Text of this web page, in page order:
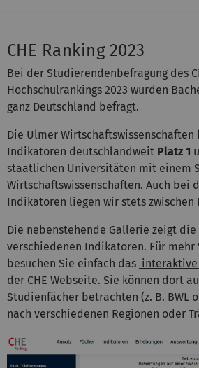
CHE Ranking 2023
Bei der Studierendenbefragung des
Hochschulrankings 2023 wurden
ganz Deutschland befragt.
Die Ulmer Wirtschaftswissenschaften
Indikatoren deutschlandweit Platz 1
staatlichen Universitäten mit einem
Wirtschaftswissenschaften. Auch bei
Indikatoren liegen wir stets zwischen
Die nebenstehende Gallerie zeigt
verschiedenen Indikatoren. Für
besuchen Sie einfach das interaktive
der CHE Webseite. Sie können dort
Studienfächer betrachten (z. B. BWL
nach verschiedenen Regionen oder